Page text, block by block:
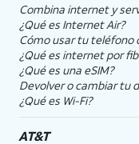
Combina internet y
¿Qué es Internet Air?
Cómo usar tu teléfono
¿Qué es internet por
¿Qué es una eSIM?
Devolver o cambiar tu
¿Qué es Wi-Fi?
AT&T